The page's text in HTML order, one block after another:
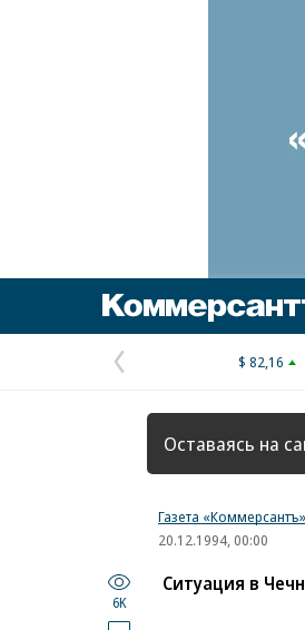
Предыдущая
страница
$ 82,16
Оставаясь на
Газета «Коммерсантъ»
20.12.1994, 00:00
6K
Ситуация в